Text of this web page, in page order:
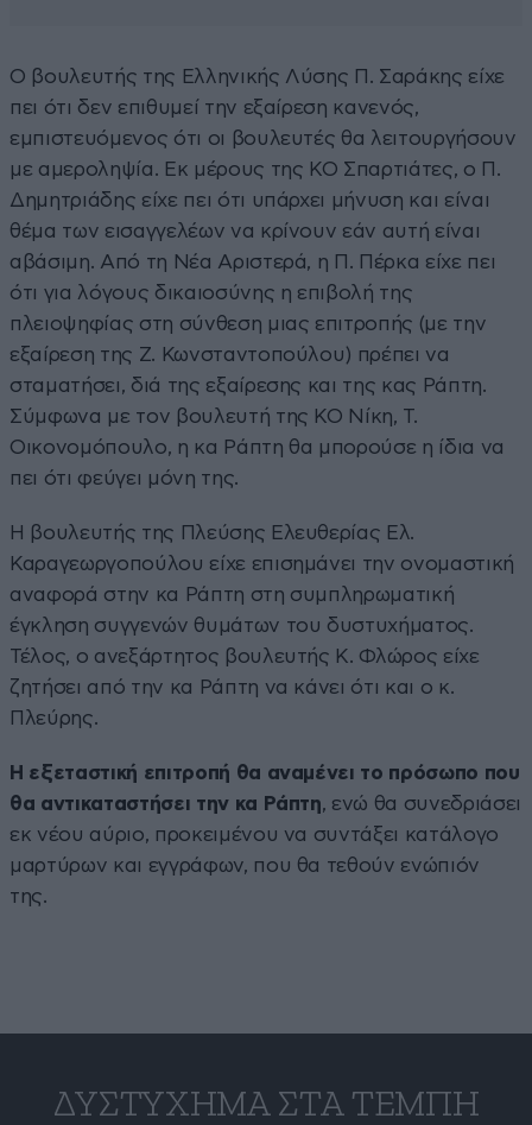
Ο βουλευτής της Ελληνικής Λύσης Π. Σαράκης είχε
πει ότι δεν επιθυμεί την εξαίρεση κανενός,
εμπιστευόμενος ότι οι βουλευτές θα λειτουργήσουν
με αμεροληψία. Εκ μέρους της ΚΟ Σπαρτιάτες, ο Π.
Δημητριάδης είχε πει ότι υπάρχει μήνυση και είναι
θέμα των εισαγγελέων να κρίνουν εάν αυτή είναι
αβάσιμη. Από τη Νέα Αριστερά, η Π. Πέρκα είχε πει
ότι για λόγους δικαιοσύνης η επιβολή της
πλειοψηφίας στη σύνθεση μιας επιτροπής (με την
εξαίρεση της Ζ. Κωνσταντοπούλου) πρέπει να
σταματήσει, διά της εξαίρεσης και της κας Ράπτη.
Σύμφωνα με τον βουλευτή της ΚΟ Νίκη, Τ.
Οικονομόπουλο, η κα Ράπτη θα μπορούσε η ίδια να
πει ότι φεύγει μόνη της.
Η βουλευτής της Πλεύσης Ελευθερίας Ελ.
Καραγεωργοπούλου είχε επισημάνει την ονομαστική
αναφορά στην κα Ράπτη στη συμπληρωματική
έγκληση συγγενών θυμάτων του δυστυχήματος.
Τέλος, ο ανεξάρτητος βουλευτής Κ. Φλώρος είχε
ζητήσει από την κα Ράπτη να κάνει ότι και ο κ.
Πλεύρης.
Η εξεταστική επιτροπή θα αναμένει το πρόσωπο που
θα αντικαταστήσει την κα Ράπτη, ενώ θα συνεδριάσει
εκ νέου αύριο, προκειμένου να συντάξει κατάλογο
μαρτύρων και εγγράφων, που θα τεθούν ενώπιόν
της.
ΔΥΣΤΎΧΗΜΑ ΣΤΑ ΤΈΜΠΗ